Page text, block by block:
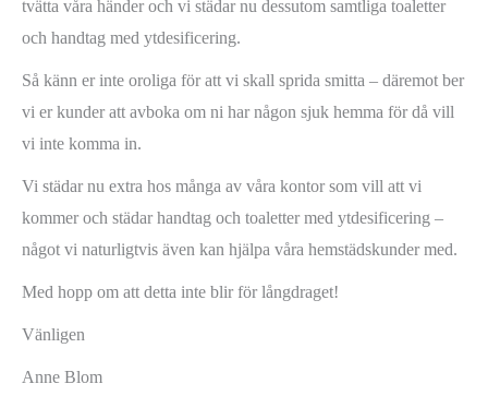
tvätta våra händer och vi städar nu dessutom samtliga toaletter
och handtag med ytdesificering.
Så känn er inte oroliga för att vi skall sprida smitta – däremot ber
vi er kunder att avboka om ni har någon sjuk hemma för då vill
vi inte komma in.
Vi städar nu extra hos många av våra kontor som vill att vi
kommer och städar handtag och toaletter med ytdesificering –
något vi naturligtvis även kan hjälpa våra hemstädskunder med.
Med hopp om att detta inte blir för långdraget!
Vänligen
Anne Blom